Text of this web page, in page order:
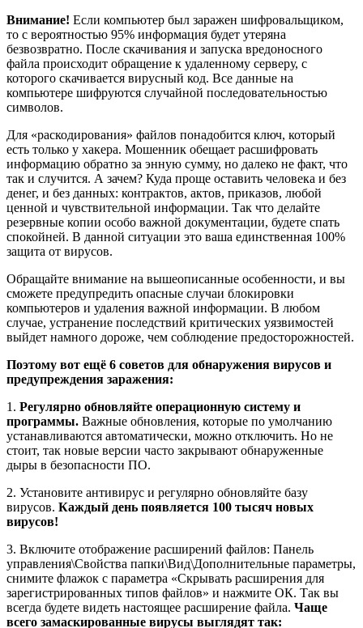
Внимание! Если компьютер был заражен шифровальщиком,
то с вероятностью 95% информация будет утеряна
безвозвратно. После скачивания и запуска вредоносного
файла происходит обращение к удаленному серверу, с
которого скачивается вирусный код. Все данные на
компьютере шифруются случайной последовательностью
символов.
Для «раскодирования» файлов понадобится ключ, который
есть только у хакера. Мошенник обещает расшифровать
информацию обратно за энную сумму, но далеко не факт, что
так и случится. А зачем? Куда проще оставить человека и без
денег, и без данных: контрактов, актов, приказов, любой
ценной и чувствительной информации. Так что делайте
резервные копии особо важной документации, будете спать
спокойней. В данной ситуации это ваша единственная 100%
защита от вирусов.
Обращайте внимание на вышеописанные особенности, и вы
сможете предупредить опасные случаи блокировки
компьютеров и удаления важной информации. В любом
случае, устранение последствий критических уязвимостей
выйдет намного дороже, чем соблюдение предосторожностей.
Поэтому вот ещё 6 советов для обнаружения вирусов и
предупреждения заражения:
1. Регулярно обновляйте операционную систему и
программы. Важные обновления, которые по умолчанию
устанавливаются автоматически, можно отключить. Но не
стоит, так новые версии часто закрывают обнаруженные
дыры в безопасности ПО.
2. Установите антивирус и регулярно обновляйте базу
вирусов. Каждый день появляется 100 тысяч новых
вирусов!
3. Включите отображение расширений файлов: Панель
управления\Свойства папки\Вид\Дополнительные параметры,
снимите флажок с параметра «Скрывать расширения для
зарегистрированных типов файлов» и нажмите ОК. Так вы
всегда будете видеть настоящее расширение файла. Чаще
всего замаскированные вирусы выглядят так: